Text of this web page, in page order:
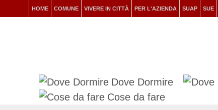
HOME COMUNE VIVERE IN CITTÀ PER L'AZIENDA SUAP SUE
Dove Dormire
Cose da fare